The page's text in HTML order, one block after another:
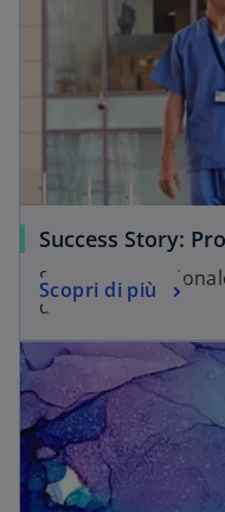
Success Story:
Soluzione
di Cremona
Scopri di più